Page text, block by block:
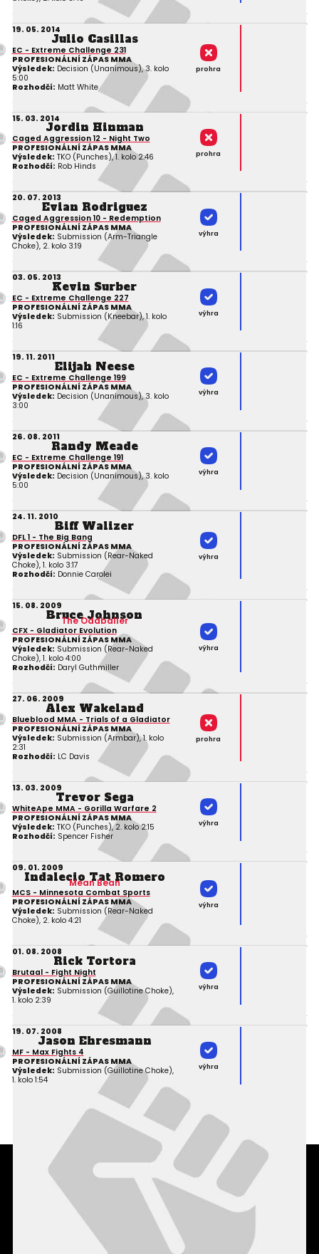
19. 05. 2014
Julio Casillas
EC - Extreme Challenge 231
PROFESIONÁLNÍ ZÁPAS MMA
Výsledek: Decision (Unanimous), 3. kolo
5:00
Rozhodčí: Matt White
prohra
15. 03. 2014
Jordin Hinman
Caged Aggression 12 - Night Two
PROFESIONÁLNÍ ZÁPAS MMA
Výsledek: TKO (Punches), 1. kolo 2:46
Rozhodčí: Rob Hinds
prohra
20. 07. 2013
Evian Rodriguez
Caged Aggression 10 - Redemption
PROFESIONÁLNÍ ZÁPAS MMA
Výsledek: Submission (Arm-Triangle
Choke), 2. kolo 3:19
výhra
03. 05. 2013
Kevin Surber
EC - Extreme Challenge 227
PROFESIONÁLNÍ ZÁPAS MMA
Výsledek: Submission (Kneebar), 1. kolo
1:16
výhra
19. 11. 2011
Elijah Neese
EC - Extreme Challenge 199
PROFESIONÁLNÍ ZÁPAS MMA
Výsledek: Decision (Unanimous), 3. kolo
3:00
výhra
26. 08. 2011
Randy Meade
EC - Extreme Challenge 191
PROFESIONÁLNÍ ZÁPAS MMA
Výsledek: Decision (Unanimous), 3. kolo
5:00
výhra
24. 11. 2010
Biff Walizer
DFL 1 - The Big Bang
PROFESIONÁLNÍ ZÁPAS MMA
Výsledek: Submission (Rear-Naked
Choke), 1. kolo 3:17
Rozhodčí: Donnie Carolei
výhra
15. 08. 2009
Bruce Johnson
The Oddballer
CFX - Gladiator Evolution
PROFESIONÁLNÍ ZÁPAS MMA
Výsledek: Submission (Rear-Naked
Choke), 1. kolo 4:00
Rozhodčí: Daryl Guthmiller
výhra
27. 06. 2009
Alex Wakeland
Blueblood MMA - Trials of a Gladiator
PROFESIONÁLNÍ ZÁPAS MMA
Výsledek: Submission (Armbar), 1. kolo
2:31
Rozhodčí: LC Davis
prohra
13. 03. 2009
Trevor Sega
WhiteApe MMA - Gorilla Warfare 2
PROFESIONÁLNÍ ZÁPAS MMA
Výsledek: TKO (Punches), 2. kolo 2:15
Rozhodčí: Spencer Fisher
výhra
09. 01. 2009
Indalecio Tat Romero
Mean Bean
MCS - Minnesota Combat Sports
PROFESIONÁLNÍ ZÁPAS MMA
Výsledek: Submission (Rear-Naked
Choke), 2. kolo 4:21
výhra
01. 08. 2008
Rick Tortora
Brutaal - Fight Night
PROFESIONÁLNÍ ZÁPAS MMA
Výsledek: Submission (Guillotine Choke),
1. kolo 2:39
výhra
19. 07. 2008
Jason Ehresmann
MF - Max Fights 4
PROFESIONÁLNÍ ZÁPAS MMA
Výsledek: Submission (Guillotine Choke),
1. kolo 1:54
výhra
Podmínky užití webového rozhraní
Souhlas s používáním osobních údajů
Statistiky
Kontakty